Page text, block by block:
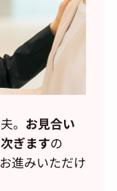
。 お見合い
ぎますの
進みいただけ